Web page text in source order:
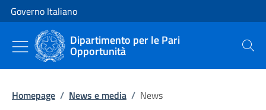
Vai al contenuto
Vai alla navigazione del sito
Governo Italiano
Dipartimento per le Pari
Opportunità Cerca
Homepage / News e media / News